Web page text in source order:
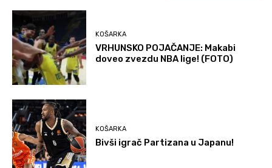
KOŠARKA
VRHUNSKO POJAČANJE: Makabi
doveo zvezdu NBA lige! (FOTO)
KOŠARKA
Bivši igrač Partizana u Japanu!